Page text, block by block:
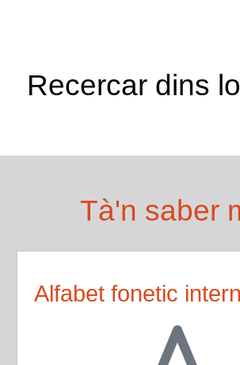
Recercar dins
Tà'n saber
Alfabet fonetic